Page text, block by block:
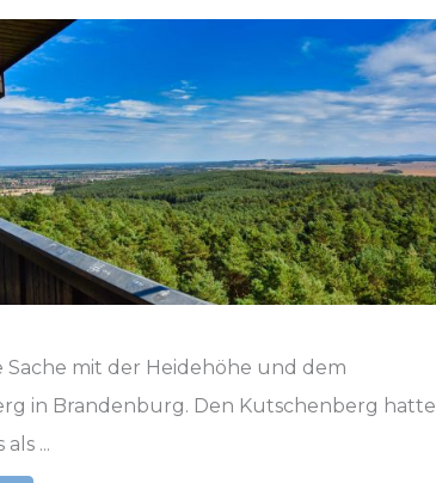
Sache mit der Heidehöhe und dem
in Brandenburg. Den Kutschenberg hatte
...